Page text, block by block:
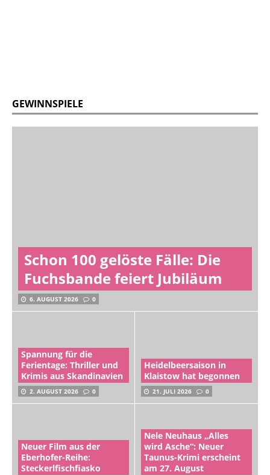
GEWINNSPIELE
Schon 100 gelöste Fälle: Die
Fuchsbande feiert Jubiläum
6. AUGUST 2026 0
Spannung für die
Ferientage: Thriller und
Krimis aus Skandinavien
2. AUGUST 2026 0
Heidelbeersaison in
Klaistow hat begonnen
21. JULI 2026 0
Neuer Film aus der
Eberhofer-Reihe:
Steckerlfischfiasko
Nele Neuhaus „Alles
wird Asche“: Neuer
Taunus-Krimi erscheint
am 27. August